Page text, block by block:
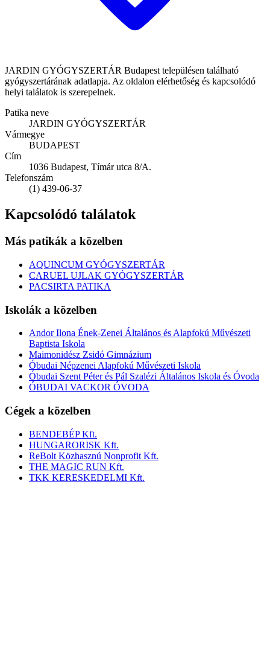
JARDIN GYÓGYSZERTÁR Budapest településen található
gyógyszertárának adatlapja. Az oldalon elérhetőség és kapcsolódó
helyi találatok is szerepelnek.
Patika neve
JARDIN GYÓGYSZERTÁR
Vármegye
BUDAPEST
Cím
1036 Budapest, Tímár utca 8/A.
Telefonszám
(1) 439-06-37
Kapcsolódó találatok
Más patikák a közelben
AQUINCUM GYÓGYSZERTÁR
CARUEL UJLAK GYÓGYSZERTÁR
PACSIRTA PATIKA
Iskolák a közelben
Andor Ilona Ének-Zenei Általános és Alapfokú Művészeti
Baptista Iskola
Maimonidész Zsidó Gimnázium
Óbudai Népzenei Alapfokú Művészeti Iskola
Óbudai Szent Péter és Pál Szalézi Általános Iskola és Óvoda
ÓBUDAI VACKOR ÓVODA
Cégek a közelben
BENDEBÉP Kft.
HUNGARORISK Kft.
ReBolt Közhasznú Nonprofit Kft.
THE MAGIC RUN Kft.
TKK KERESKEDELMI Kft.